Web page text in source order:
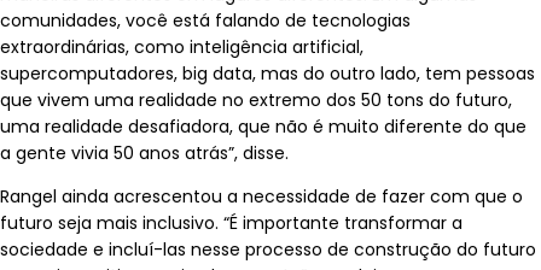
comunidades, você está falando de tecnologias
extraordinárias, como inteligência artificial,
supercomputadores, big data, mas do outro lado, tem pessoas
que vivem uma realidade no extremo dos 50 tons do futuro,
uma realidade desafiadora, que não é muito diferente do que
a gente vivia 50 anos atrás”, disse.
Rangel ainda acrescentou a necessidade de fazer com que o
futuro seja mais inclusivo. “É importante transformar a
sociedade e incluí-las nesse processo de construção do futuro